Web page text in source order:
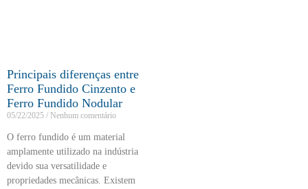
Principais diferenças entre
Ferro Fundido Cinzento e
Ferro Fundido Nodular
05/22/2025 Nenhum comentário
O ferro fundido é um material
amplamente utilizado na indústria
devido sua versatilidade e
propriedades mecânicas. Existem